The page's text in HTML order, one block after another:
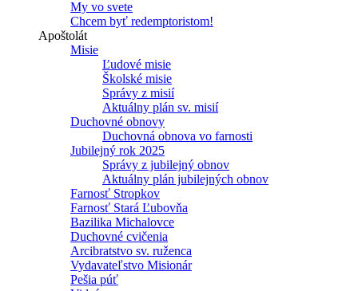
My vo svete
Chcem byť redemptoristom!
Apoštolát
Misie
Ľudové misie
Školské misie
Správy z misií
Aktuálny plán sv. misií
Duchovné obnovy
Duchovná obnova vo farnosti
Jubilejný rok 2025
Správy z jubilejný obnov
Aktuálny plán jubilejných obnov
Farnosť Stropkov
Farnosť Stará Ľubovňa
Bazilika Michalovce
Duchovné cvičenia
Arcibratstvo sv. ruženca
Vydavateľstvo Misionár
Pešia púť